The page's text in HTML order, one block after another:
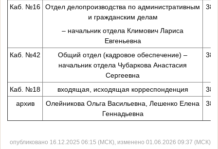
Каб. №16
Отдел делопроизводства по административным
и гражданским делам
– начальник отдела Климович Лариса
Евгеньевна
38-
Каб. №42
Общий отдел (кадровое обеспечение) –
начальник отдела Чубаркова Анастасия
Сергеевна
38-
Каб. №18 входящая, исходящая корреспонденция
38-
архив
Олейникова Ольга Васильевна, Лешенко Елена
Геннадьевна
38-
опубликовано 16.12.2025 06:15 (МСК), изменено 01.06.2026 09:37 (МСК)